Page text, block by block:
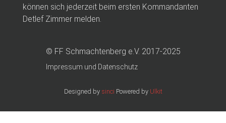
können sich jederzeit beim ersten Kommandanten
Detlef Zimmer melden.
© FF Schmachtenberg e.V. 2017-2025
Impressum und Datenschutz
Designed by sinci Powered by Ulkit